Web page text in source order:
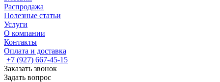
Распродажа
Полезные статьи
Услуги
О компании
Контакты
Оплата и доставка
+7 (927) 667-45-15
Заказать звонок
Задать вопрос